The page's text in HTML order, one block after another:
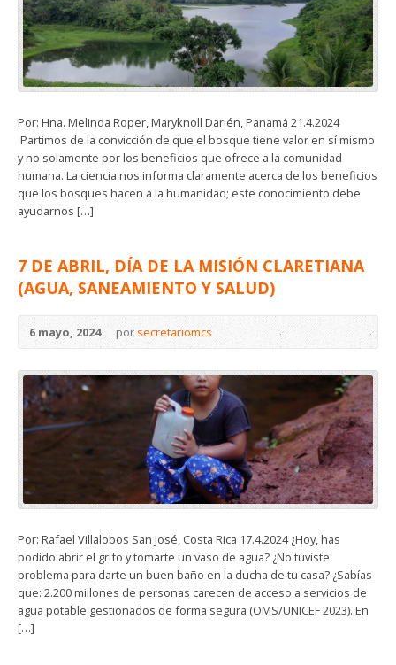
Por: Hna. Melinda Roper, Maryknoll Darién, Panamá 21.4.2024
Partimos de la convicción de que el bosque tiene valor en sí mismo
y no solamente por los beneficios que ofrece a la comunidad
humana. La ciencia nos informa claramente acerca de los beneficios
que los bosques hacen a la humanidad; este conocimiento debe
ayudarnos […]
7 DE ABRIL, DÍA DE LA MISIÓN CLARETIANA
(AGUA, SANEAMIENTO Y SALUD)
6 mayo, 2024 por secretariomcs
Por: Rafael Villalobos San José, Costa Rica 17.4.2024 ¿Hoy, has
podido abrir el grifo y tomarte un vaso de agua? ¿No tuviste
problema para darte un buen baño en la ducha de tu casa? ¿Sabías
que: 2.200 millones de personas carecen de acceso a servicios de
agua potable gestionados de forma segura (OMS/UNICEF 2023). En
[…]